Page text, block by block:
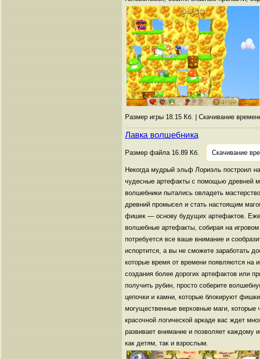
Размер игры 18.15 Кб. | Скачивание
Лавка волшебника
Размер файла 16.89 Кб. Скачивание
Некогда мудрый эльф Лориэль построил
чудесные артефакты с помощью древней
волшебники пытались овладеть
древний промысел и стать настоящим
фишек — основу будущих артефактов.
волшебные артефакты, собирая на
потребуется все ваше внимание и
испортится, а вы не сможете заработать
которые время от времени появляются на
создания более дорогих артефактов или
получить рубин, просто соберите
цепочки и камни, которые блокируют
могущественные верховные маги, которые
красочной логической аркаде вас ждет
развивает внимание и позволяет каждому
как детям, так и взрослым.